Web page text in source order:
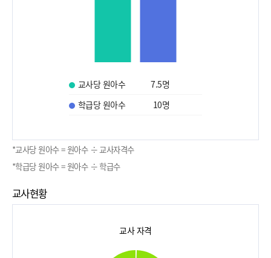
교사당 원아수 7.5명
학급당 원아수
10명
*교사당 원아수 = 원아수 ÷ 교사자격수
*학급당 원아수 = 원아수 ÷ 학급수
교사현황
교사 자격